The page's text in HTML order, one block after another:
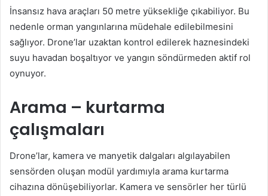
İnsansız hava araçları 50 metre yüksekliğe çıkabiliyor. Bu
nedenle orman yangınlarına müdehale edilebilmesini
sağlıyor. Drone’lar uzaktan kontrol edilerek haznesindeki
suyu havadan boşaltıyor ve yangın söndürmeden aktif rol
oynuyor.
Arama – kurtarma
çalışmaları
Drone’lar, kamera ve manyetik dalgaları algılayabilen
sensörden oluşan modül yardımıyla arama kurtarma
cihazına dönüşebiliyorlar. Kamera ve sensörler her türlü